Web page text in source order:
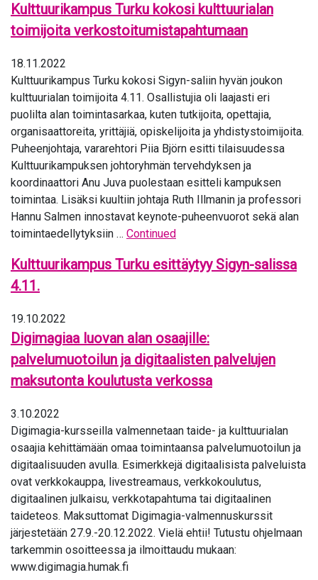
Kulttuurikampus Turku kokosi kulttuurialan
toimijoita verkostoitumistapahtumaan
18.11.2022
Kulttuurikampus Turku kokosi Sigyn-saliin hyvän joukon
kulttuurialan toimijoita 4.11. Osallistujia oli laajasti eri
puolilta alan toimintasarkaa, kuten tutkijoita, opettajia,
organisaattoreita, yrittäjiä, opiskelijoita ja yhdistystoimijoita.
Puheenjohtaja, vararehtori Piia Björn esitti tilaisuudessa
Kulttuurikampuksen johtoryhmän tervehdyksen ja
koordinaattori Anu Juva puolestaan esitteli kampuksen
toimintaa. Lisäksi kuultiin johtaja Ruth Illmanin ja professori
Hannu Salmen innostavat keynote-puheenvuorot sekä alan
toimintaedellytyksiin … Continued
Kulttuurikampus Turku esittäytyy Sigyn-salissa
4.11.
19.10.2022
Digimagiaa luovan alan osaajille:
palvelumuotoilun ja digitaalisten palvelujen
maksutonta koulutusta verkossa
3.10.2022
Digimagia-kursseilla valmennetaan taide- ja kulttuurialan
osaajia kehittämään omaa toimintaansa palvelumuotoilun ja
digitaalisuuden avulla. Esimerkkejä digitaalisista palveluista
ovat verkkokauppa, livestreamaus, verkkokoulutus,
digitaalinen julkaisu, verkkotapahtuma tai digitaalinen
taideteos. Maksuttomat Digimagia-valmennuskurssit
järjestetään 27.9.-20.12.2022. Vielä ehtii! Tutustu ohjelmaan
tarkemmin osoitteessa ja ilmoittaudu mukaan:
www.digimagia.humak.fi